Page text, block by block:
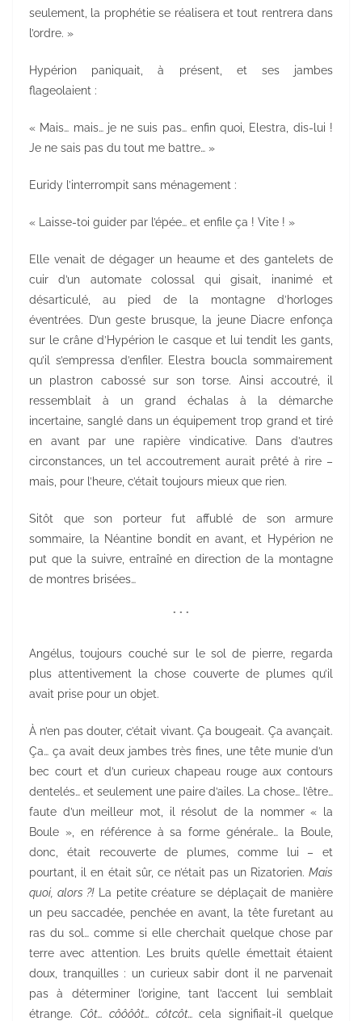
seulement, la prophétie se réalisera et tout rentrera dans
l’ordre. »
Hypérion paniquait, à présent, et ses jambes
flageolaient :
« Mais… mais… je ne suis pas… enfin quoi, Elestra, dis-lui !
Je ne sais pas du tout me battre… »
Euridy l’interrompit sans ménagement :
« Laisse-toi guider par l’épée… et enfile ça ! Vite ! »
Elle venait de dégager un heaume et des gantelets de
cuir d’un automate colossal qui gisait, inanimé et
désarticulé, au pied de la montagne d’horloges
éventrées. D’un geste brusque, la jeune Diacre enfonça
sur le crâne d’Hypérion le casque et lui tendit les gants,
qu’il s’empressa d’enfiler. Elestra boucla sommairement
un plastron cabossé sur son torse. Ainsi accoutré, il
ressemblait à un grand échalas à la démarche
incertaine, sanglé dans un équipement trop grand et tiré
en avant par une rapière vindicative. Dans d’autres
circonstances, un tel accoutrement aurait prêté à rire –
mais, pour l’heure, c’était toujours mieux que rien.
Sitôt que son porteur fut affublé de son armure
sommaire, la Néantine bondit en avant, et Hypérion ne
put que la suivre, entraîné en direction de la montagne
de montres brisées…
° ° °
Angélus, toujours couché sur le sol de pierre, regarda
plus attentivement la chose couverte de plumes qu’il
avait prise pour un objet.
À n’en pas douter, c’était vivant. Ça bougeait. Ça avançait.
Ça… ça avait deux jambes très fines, une tête munie d’un
bec court et d’un curieux chapeau rouge aux contours
dentelés… et seulement une paire d’ailes. La chose… l’être…
faute d’un meilleur mot, il résolut de la nommer « la
Boule », en référence à sa forme générale… la Boule,
donc, était recouverte de plumes, comme lui – et
pourtant, il en était sûr, ce n’était pas un Rizatorien. Mais
quoi, alors ?!La petite créature se déplaçait de manière
un peu saccadée, penchée en avant, la tête furetant au
ras du sol… comme si elle cherchait quelque chose par
terre avec attention. Les bruits qu’elle émettait étaient
doux, tranquilles : un curieux sabir dont il ne parvenait
pas à déterminer l’origine, tant l’accent lui semblait
étrange. Côt… côôôôt… côtcôt…cela signifiait-il quelque